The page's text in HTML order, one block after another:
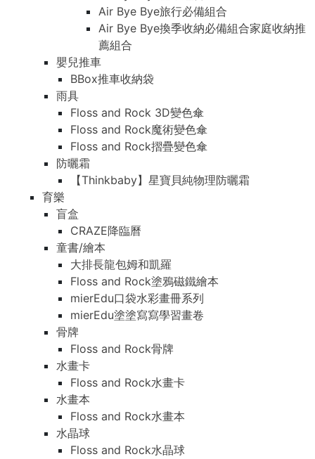
Air Bye Bye旅行必備組合
Air Bye Bye換季收納必備組合家庭收納推
薦組合
嬰兒推車
BBox推車收納袋
雨具
Floss and Rock 3D變色傘
Floss and Rock魔術變色傘
Floss and Rock摺疊變色傘
防曬霜
【Thinkbaby】星寶貝純物理防曬霜
育樂
盲盒
CRAZE降臨曆
童書/繪本
大排長龍包姆和凱羅
Floss and Rock塗鴉磁鐵繪本
mierEdu口袋水彩畫冊系列
mierEdu塗塗寫寫學習畫卷
骨牌
Floss and Rock骨牌
水畫卡
Floss and Rock水畫卡
水畫本
Floss and Rock水畫本
水晶球
Floss and Rock水晶球